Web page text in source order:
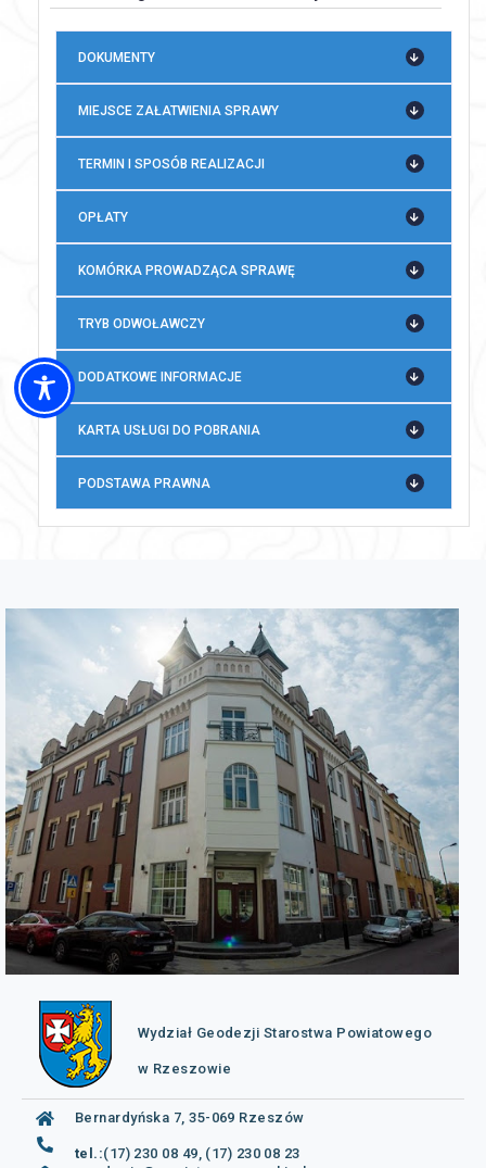
DOKUMENTY
MIEJSCE ZAŁATWIENIA SPRAWY
TERMIN I SPOSÓB REALIZACJI
OPŁATY
KOMÓRKA PROWADZĄCA SPRAWĘ
TRYB ODWOŁAWCZY
DODATKOWE INFORMACJE
KARTA USŁUGI DO POBRANIA
PODSTAWA PRAWNA
Wydział Geodezji Starostwa Powiatowego
w Rzeszowie
Bernardyńska 7, 35-069 Rzeszów
tel.:(17) 230 08 49, (17) 230 08 23